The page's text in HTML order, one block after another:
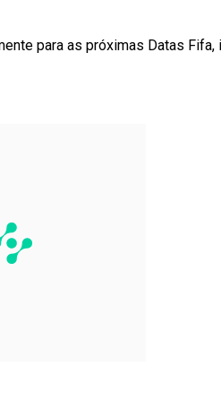
para as próximas Datas